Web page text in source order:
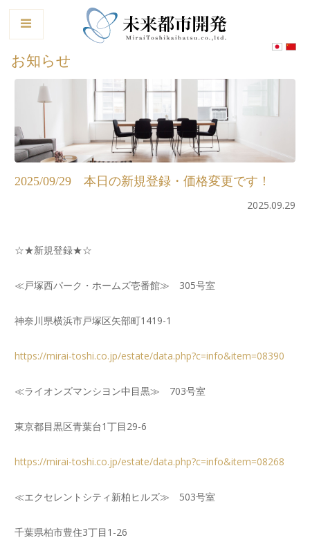
お知らせ
2025/09/29 本日の新規登録・価格変更です！
2025.09.29
☆★新規登録★☆
≪戸塚西パーク・ホームズ壱番館≫ 305号室
神奈川県横浜市戸塚区矢部町1419-1
https://mirai-toshi.co.jp/estate/data.php?c=info&item=08390
≪ライオンズマンシヨン中目黒≫ 703号室
東京都目黒区青葉台1丁目29-6
https://mirai-toshi.co.jp/estate/data.php?c=info&item=08268
≪エクセレントシティ新柏ヒルズ≫ 503号室
千葉県柏市豊住3丁目1-26